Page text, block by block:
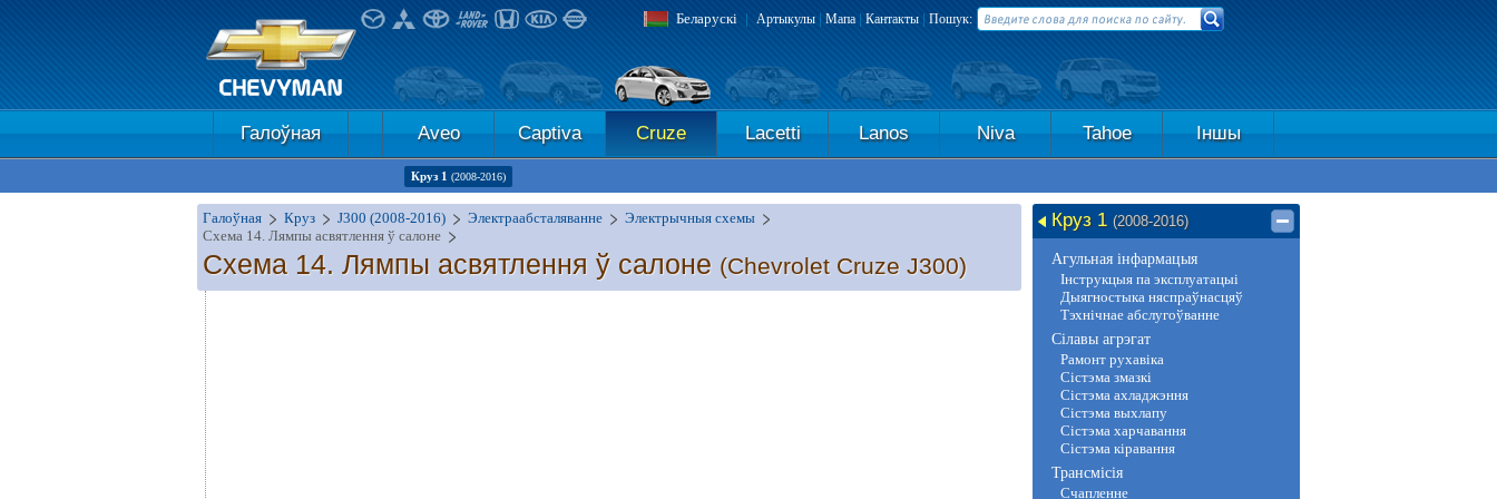
Беларускі | Артыкулы | Мапа | Кантакты | Пошук:
Галоўная Aveo Captiva Cruze Lacetti Lanos Niva Tahoe Іншы
Круз 1 (2008-2016)
Галоўная Круз J300 (2008-2016) Электраабсталяванне
Электрычныя схемы
Схема 14. Лямпы асвятлення ў салоне
Схема 14. Лямпы асвятлення ў салоне (Chevrolet Cruze J300)
Круз 1 (2008-2016)
Агульная інфармацыя
Інструкцыя па эксплуатацыі
Дыягностыка няспраўнасцяў
Тэхнічнае абслугоўванне
Сілавы агрэгат
Рамонт рухавіка
Сістэма змазкі
Сістэма ахладжэння
Сістэма выхлапу
Сістэма харчавання
Сістэма кіравання
Трансмісія
Счапленне